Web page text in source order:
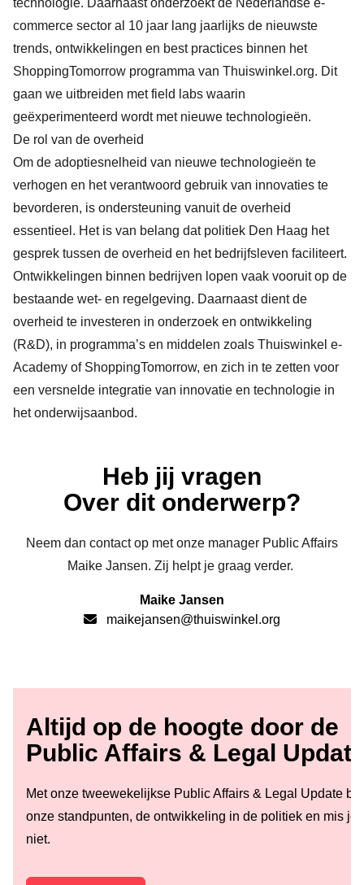
technologie. Daarnaast onderzoekt de Nederlandse e-
commerce sector al 10 jaar lang jaarlijks de nieuwste
trends, ontwikkelingen en best practices binnen het
ShoppingTomorrow programma van Thuiswinkel.org. Dit
gaan we uitbreiden met field labs waarin
geëxperimenteerd wordt met nieuwe technologieën.
De rol van de overheid
Om de adoptiesnelheid van nieuwe technologieën te
verhogen en het verantwoord gebruik van innovaties te
bevorderen, is ondersteuning vanuit de overheid
essentieel. Het is van belang dat politiek Den Haag het
gesprek tussen de overheid en het bedrijfsleven faciliteert.
Ontwikkelingen binnen bedrijven lopen vaak vooruit op de
bestaande wet- en regelgeving. Daarnaast dient de
overheid te investeren in onderzoek en ontwikkeling
(R&D), in programma’s en middelen zoals Thuiswinkel e-
Academy of ShoppingTomorrow, en zich in te zetten voor
een versnelde integratie van innovatie en technologie in
het onderwijsaanbod.
Heb jij vragen
Over dit onderwerp?
Neem dan contact op met onze manager Public Affairs
Maike Jansen. Zij helpt je graag verder.
Maike Jansen
maikejansen@thuiswinkel.org
Altijd op de hoogte door de
Public Affairs & Legal
Met onze tweewekelijkse Public Affairs & Legal Update
onze standpunten, de ontwikkeling in de politiek en mis
niet.